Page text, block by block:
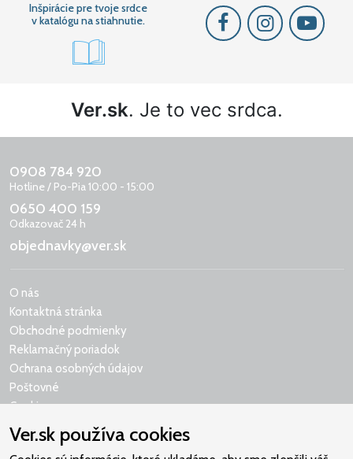
Inšpirácie pre tvoje srdce
v katalógu na stiahnutie.
Ver.sk. Je to vec srdca.
0908 784 920
Hotline / Po-Pia 10:00 - 15:00
0650 400 159
Odkazovač 24 h
objednavky@ver.sk
O nás
Kontaktná stránka
Obchodné podmienky
Reklamačný poriadok
Ochrana osobných údajov
Poštovné
Cookies
Ver.sk používa cookies